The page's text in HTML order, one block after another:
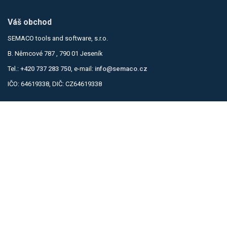
Váš obchod
SEMACO tools and software, s.r.o.
B. Němcové 787 , 790 01 Jeseník
Tel.: +420 737 283 750, e-mail: info@semaco.cz
IČO: 64619338, DIČ: CZ64619338